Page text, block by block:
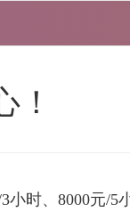
3小时、8000元/